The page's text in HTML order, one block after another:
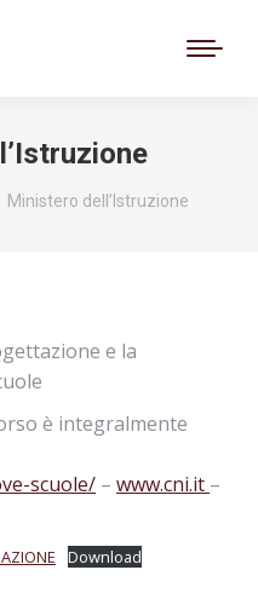
Ministero dell’Istruzione
e la
è integralmente
scuole/ – www.cni.it –
Download